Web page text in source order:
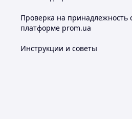
Проверка на принадлежность
платформе prom.ua
Инструкции и советы